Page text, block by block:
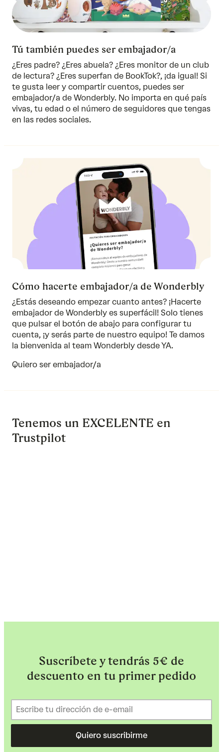
Tú también puedes ser embajador/a
¿Eres padre? ¿Eres abuela? ¿Eres monitor de un club
de lectura? ¿Eres superfan de BookTok?, ¡da igual! Si
te gusta leer y compartir cuentos, puedes ser
embajador/a de Wonderbly. No importa en qué país
vivas, tu edad o el número de seguidores que tengas
en las redes sociales.
Cómo hacerte embajador/a de Wonderbly
¿Estás deseando empezar cuanto antes? ¡Hacerte
embajador de Wonderbly es superfácil! Solo tienes
que pulsar el botón de abajo para configurar tu
cuenta, ¡y serás parte de nuestro equipo! Te damos
la bienvenida al team Wonderbly desde YA.
Quiero ser embajador/a
Tenemos un EXCELENTE en
Trustpilot
Suscríbete y tendrás 5€ de
descuento en tu primer pedido
Quiero suscribirme